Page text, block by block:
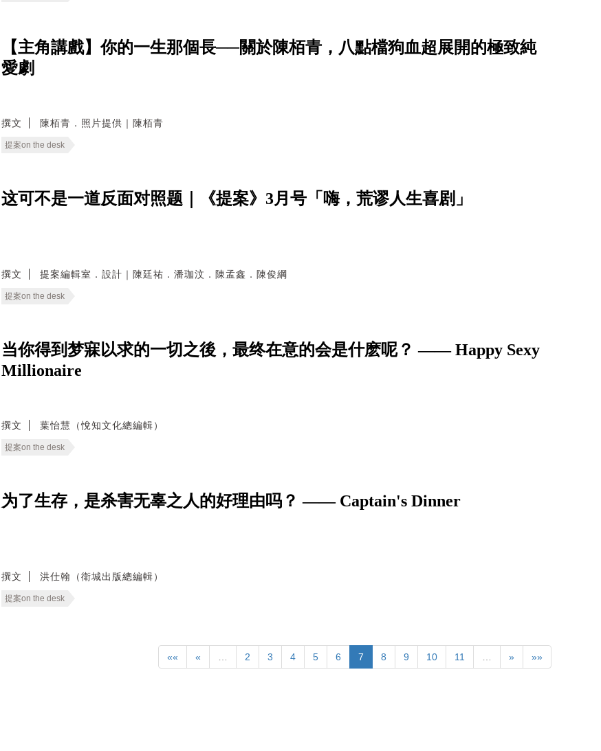
【主角講戲】你的一生那個長──關於陳栢青，八點檔狗血超展開的極致純
愛劇
撰文 陳栢青．照片提供｜陳栢青
提案on the desk
这可不是一道反面对照题｜《提案》3月号「嗨，荒谬人生喜剧」
撰文 提案編輯室．設計｜陳廷祐．潘珈汶．陳孟鑫．陳俊綱
提案on the desk
当你得到梦寐以求的一切之後，最终在意的会是什麽呢？ —— Happy Sexy
Millionaire
撰文 葉怡慧（悅知文化總編輯）
提案on the desk
为了生存，是杀害无辜之人的好理由吗？ —— Captain's Dinner
撰文 洪仕翰（衛城出版總編輯）
提案on the desk
«« « … 2 3 4 5 6 7 8 9 10 11 … » »»